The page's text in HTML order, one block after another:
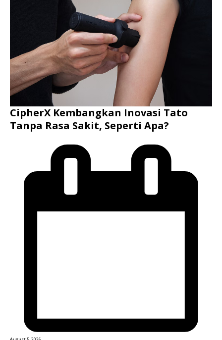
CipherX Kembangkan Inovasi Tato
Tanpa Rasa Sakit, Seperti Apa?